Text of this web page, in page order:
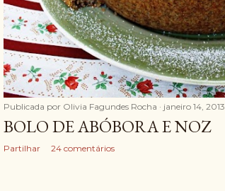
Publicada por Olivia Fagundes Rocha janeiro 14, 2013
BOLO DE ABÓBORA E NOZ
Partilhar 24 comentários